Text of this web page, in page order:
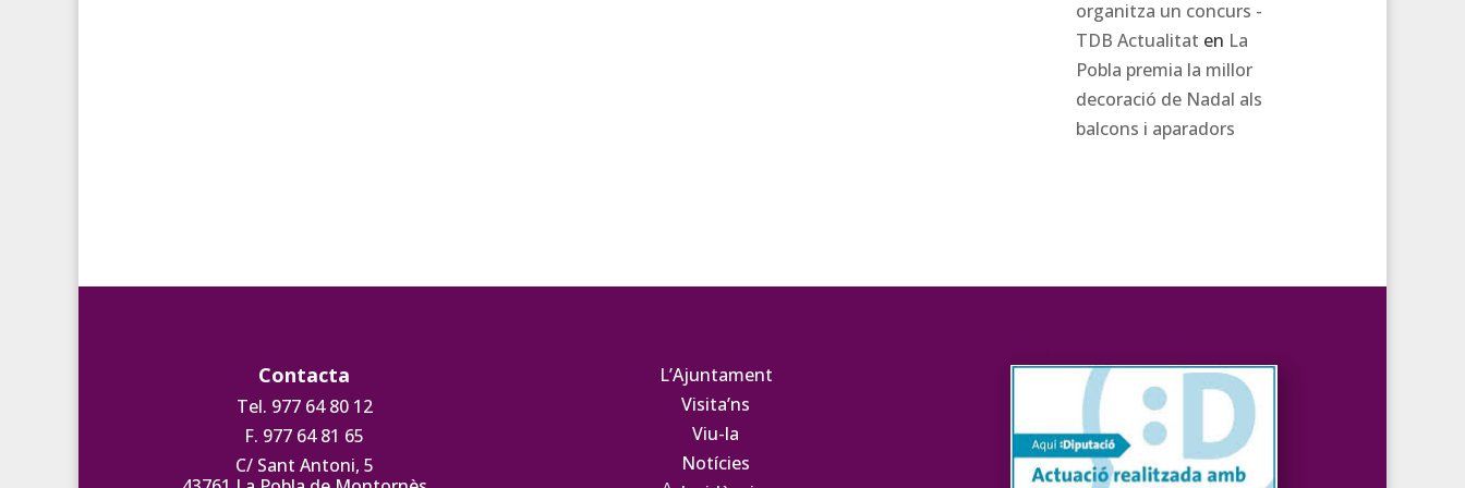
organitza un concurs -
TDB Actualitat en La
Pobla premia la millor
decoració de Nadal als
balcons i aparadors
Contacta
Tel. 977 64 80 12
F. 977 64 81 65
C/ Sant Antoni, 5
L’Ajuntament
Visita’ns
Viu-la
Notícies